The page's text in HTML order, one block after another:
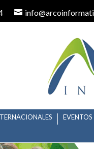
EVENTOS